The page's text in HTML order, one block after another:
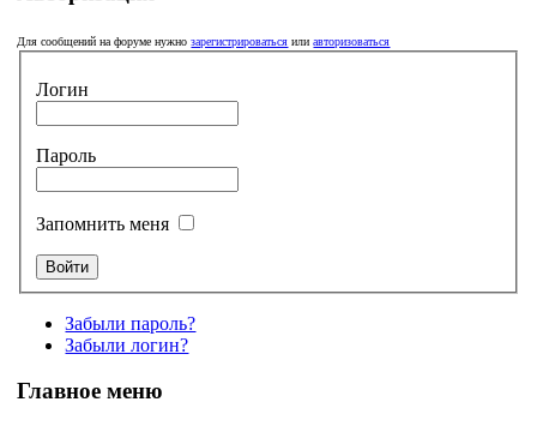
Для сообщений на форуме нужнозарегистрироваться илиавторизоваться
Логин
Пароль
Запомнить меня
Забыли пароль?
Забыли логин?
Главное меню